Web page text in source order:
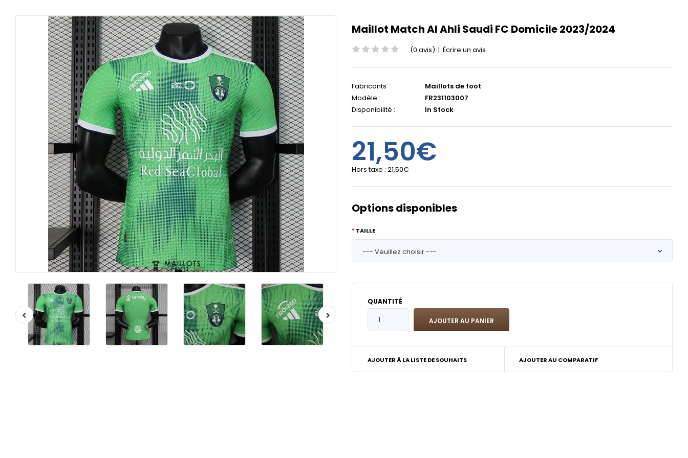
Maillot Match Al Ahli Saudi FC Domicile 2023/2024
(0 avis) | Écrire un avis
Fabricants
Maillots de foot
Modèle :
FR231103007
Disponibilité :
In Stock
21,50€
Hors taxe : 21,50€
Options disponibles
TAILLE
QUANTITÉ
AJOUTER À LA LISTE DE SOUHAITS AJOUTER AU COMPARATIF